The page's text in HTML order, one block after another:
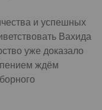
и успешных
Вахида
уже доказало
ждём